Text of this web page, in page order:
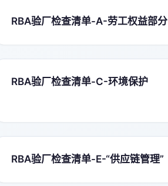
RBA验厂检查清单-A-劳工权益部分
RBA验厂检查清单-C-环境保护
RBA验厂检查清单-E-“供应链管理”